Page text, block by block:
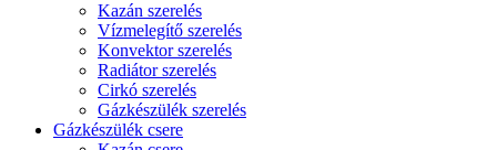
Kazán szerelés
Vízmelegítő szerelés
Konvektor szerelés
Radiátor szerelés
Cirkó szerelés
Gázkészülék szerelés
Gázkészülék csere